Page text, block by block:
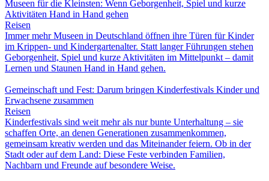
Museen für die Kleinsten: Wenn Geborgenheit, Spiel und kurze
Aktivitäten Hand in Hand gehen
Reisen
Immer mehr Museen in Deutschland öffnen ihre Türen für Kinder
im Krippen- und Kindergartenalter. Statt langer Führungen stehen
Geborgenheit, Spiel und kurze Aktivitäten im Mittelpunkt – damit
Lernen und Staunen Hand in Hand gehen.
Gemeinschaft und Fest: Darum bringen Kinderfestivals Kinder und
Erwachsene zusammen
Reisen
Kinderfestivals sind weit mehr als nur bunte Unterhaltung – sie
schaffen Orte, an denen Generationen zusammenkommen,
gemeinsam kreativ werden und das Miteinander feiern. Ob in der
Stadt oder auf dem Land: Diese Feste verbinden Familien,
Nachbarn und Freunde auf besondere Weise.